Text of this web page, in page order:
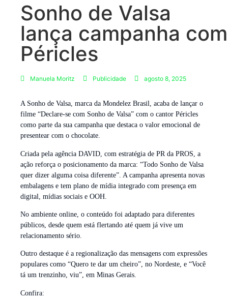
Sonho de Valsa
lança campanha com
Péricles
Manuela Moritz Publicidade agosto 8, 2025
A Sonho de Valsa, marca da Mondelez Brasil, acaba de lançar o
filme “Declare-se com Sonho de Valsa” com o cantor Péricles
como parte da sua campanha que destaca o valor emocional de
presentear com o chocolate.
Criada pela agência DAVID, com estratégia de PR da PROS, a
ação reforça o posicionamento da marca: “Todo Sonho de Valsa
quer dizer alguma coisa diferente”. A campanha apresenta novas
embalagens e tem plano de mídia integrado com presença em
digital, mídias sociais e OOH.
No ambiente online, o conteúdo foi adaptado para diferentes
públicos, desde quem está flertando até quem já vive um
relacionamento sério.
Outro destaque é a regionalização das mensagens com expressões
populares como “Quero te dar um cheiro”, no Nordeste, e “Você
tá um trenzinho, viu”, em Minas Gerais.
Confira: